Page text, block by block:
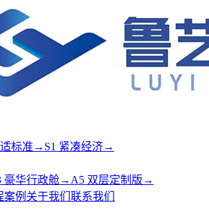
标准 → S1 紧凑经济→
豪华行政舱→ A5 双层定制版 →
案例 关于我们 联系我们